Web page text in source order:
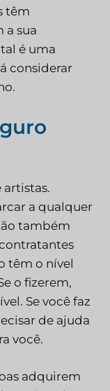
têm
a sua
é uma
considerar
artistas.
a qualquer
também
têm o nível
o fizerem,
Se você faz
de ajuda
você.
adquirem